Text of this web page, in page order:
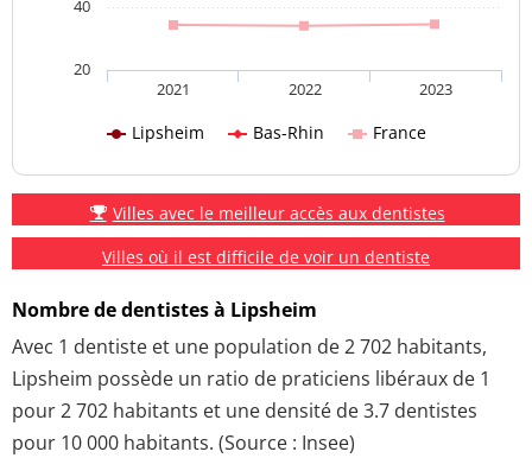
Lipsheim Bas-Rhin France
2021 2022 2023
20
40
Villes avec le meilleur accès aux dentistes
Villes où il est difficile de voir un dentiste
Nombre de dentistes à Lipsheim
Avec 1 dentiste et une population de 2 702 habitants,
Lipsheim possède un ratio de praticiens libéraux de 1
pour 2 702 habitants et une densité de 3.7 dentistes
pour 10 000 habitants. (Source : Insee)